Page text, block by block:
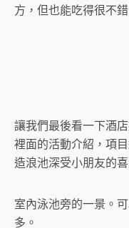
方，但也能吃得很不錯
讓我們最後看一下酒
裡面的活動介紹，項
造浪池深受小朋友的喜
室內泳池旁的一景。
多。